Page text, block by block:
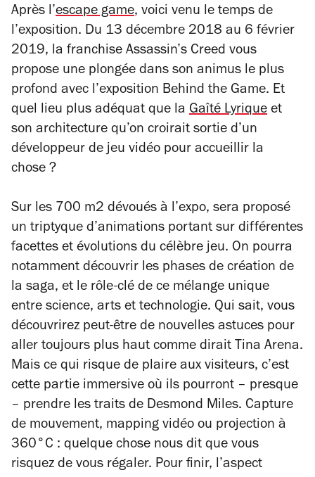
Après l’escape game, voici venu le temps de
l’exposition. Du 13 décembre 2018 au 6 février
2019, la franchise Assassin’s Creed vous
propose une plongée dans son animus le plus
profond avec l’exposition Behind the Game. Et
quel lieu plus adéquat que la Gaîté Lyrique et
son architecture qu’on croirait sortie d’un
développeur de jeu vidéo pour accueillir la
chose ?
Sur les 700 m2 dévoués à l’expo, sera proposé
un triptyque d’animations portant sur différentes
facettes et évolutions du célèbre jeu. On pourra
notamment découvrir les phases de création de
la saga, et le rôle-clé de ce mélange unique
entre science, arts et technologie. Qui sait, vous
découvrirez peut-être de nouvelles astuces pour
aller toujours plus haut comme dirait Tina Arena.
Mais ce qui risque de plaire aux visiteurs, c’est
cette partie immersive où ils pourront – presque
– prendre les traits de Desmond Miles. Capture
de mouvement, mapping vidéo ou projection à
360°C : quelque chose nous dit que vous
risquez de vous régaler. Pour finir, l’aspect